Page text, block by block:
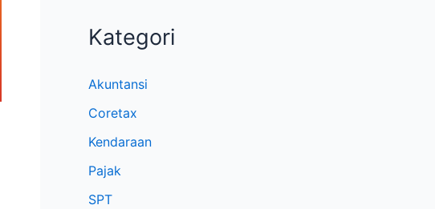
Kategori
Akuntansi
Coretax
Kendaraan
Pajak
SPT